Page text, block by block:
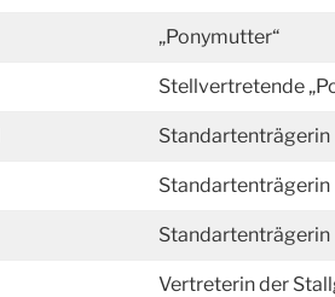
„Ponymutter“
Stellvertretende
Standartenträgerin
Standartenträgerin
Standartenträgerin
Vertreterin der